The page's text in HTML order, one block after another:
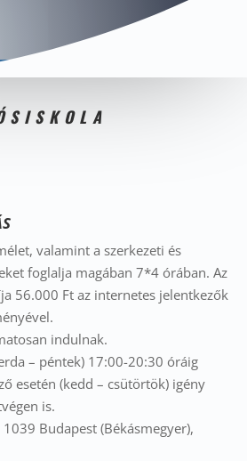
valamint a szerkezeti és
foglalja magában 7*4 órában. Az
56.000 Ft az internetes jelentkezők
indulnak.
– péntek) 17:00-20:30 óráig
esetén (kedd – csütörtök) igény
is.
Budapest (Békásmegyer),